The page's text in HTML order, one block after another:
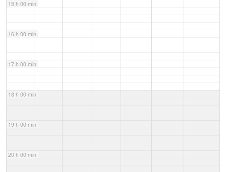
15 h 00 min
16 h 00 min
17 h 00 min
18 h 00 min
19 h 00 min
20 h 00 min